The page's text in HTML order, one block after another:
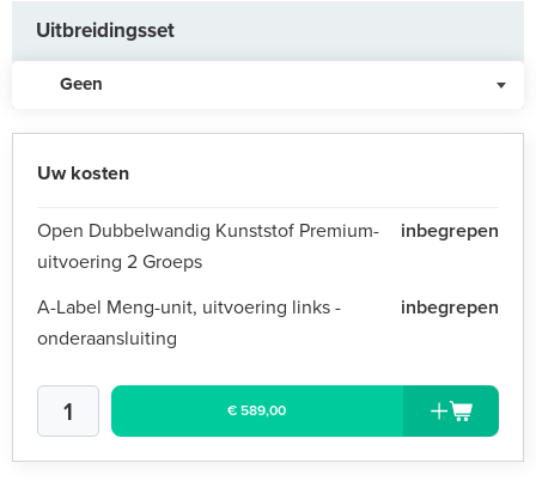
Uitbreidingsset
Geen
Uw kosten
Open Dubbelwandig Kunststof Premium-
uitvoering 2 Groeps
inbegrepen
A-Label Meng-unit, uitvoering links -
onderaansluiting
inbegrepen
€ 589,00